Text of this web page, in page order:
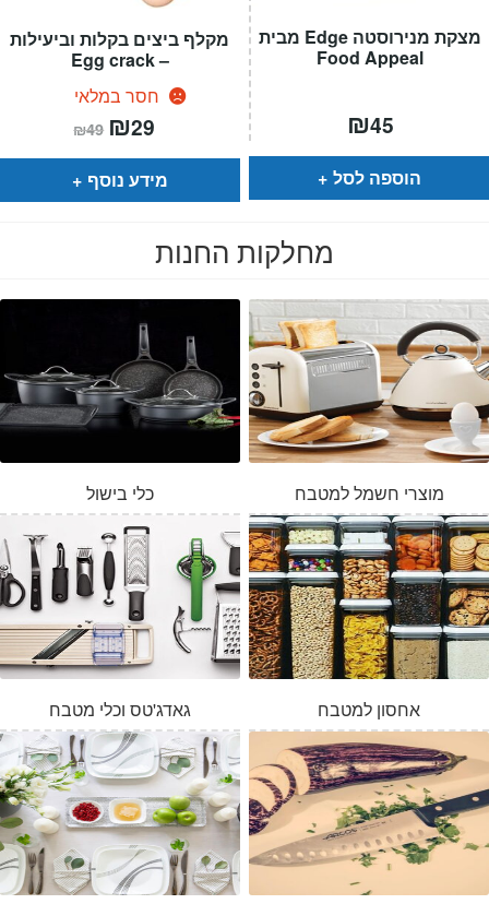
מקלף ביצים בקלות וביעילות
– Egg crack
חסר במלאי
₪49 המחיר
המקורי
היה:
₪49.
₪29
הוא:
מידע נוסף
מצקת מנירוסטה Edge מבית
Food Appeal
₪45
הוספה לסל
מחלקות החנות
כלי בישול מוצרי חשמל למטבח
גאדג'טס וכלי מטבח אחסון למטבח